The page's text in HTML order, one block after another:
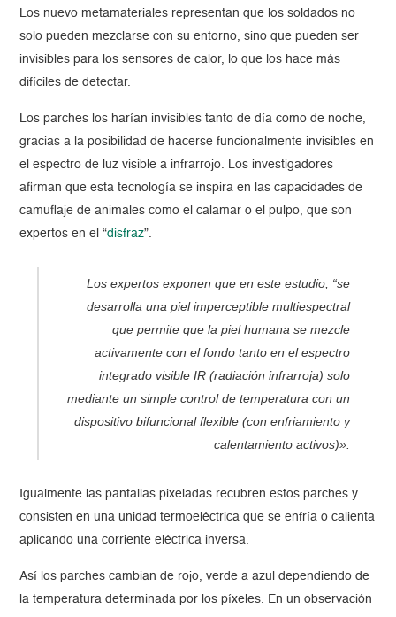
Los nuevo metamateriales representan que los soldados no
solo pueden mezclarse con su entorno, sino que pueden ser
invisibles para los sensores de calor, lo que los hace más
difíciles de detectar.
Los parches los harían invisibles tanto de día como de noche,
gracias a la posibilidad de hacerse funcionalmente invisibles en
el espectro de luz visible a infrarrojo. Los investigadores
afirman que esta tecnología se inspira en las capacidades de
camuflaje de animales como el calamar o el pulpo, que son
expertos en el “disfraz”.
Los expertos exponen que en este estudio, “se
desarrolla una piel imperceptible multiespectral
que permite que la piel humana se mezcle
activamente con el fondo tanto en el espectro
integrado visible IR (radiación infrarroja) solo
mediante un simple control de temperatura con un
dispositivo bifuncional flexible (con enfriamiento y
calentamiento activos)».
Igualmente las pantallas pixeladas recubren estos parches y
consisten en una unidad termoeléctrica que se enfría o calienta
aplicando una corriente eléctrica inversa.
Así los parches cambian de rojo, verde a azul dependiendo de
la temperatura determinada por los píxeles. En un observación